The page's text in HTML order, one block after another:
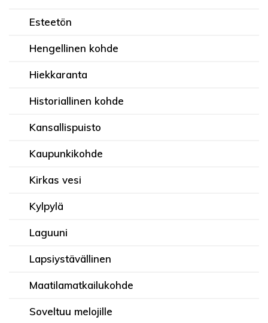
Esteetön
Hengellinen kohde
Hiekkaranta
Historiallinen kohde
Kansallispuisto
Kaupunkikohde
Kirkas vesi
Kylpylä
Laguuni
Lapsiystävällinen
Maatilamatkailukohde
Soveltuu melojille